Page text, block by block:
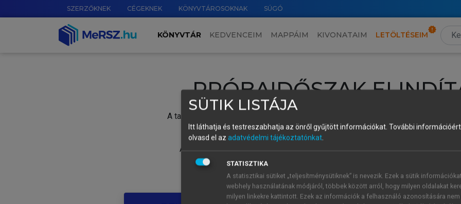
SZERZŐKNEK CÉGEKNEK KÖNYVTÁROSOKNAK SÚGÓ
KÖNYVTÁR KEDVENCEIM MAPPÁIM KIVONATAIM LETÖLTÉSEIM
PRÓBAIDŐSZAK
A tartalom megtekintéséhez lépj be a saját fiókoddal, iskolai azonosítóddal vagy
Új felhasználóként1 óra díjmentes hozzáférésrevagy
A próbaidőszak elindításához,
vagy hozz
A regisztráció után a
SÜTIK LISTÁJA
Itt láthatja és testreszabhatja az önről gyűjtött információkat. További
olvasd el az adatvédelmi tájékoztatónkat.
STATISZTIKA
A statisztikai sütiket „teljesítménysütiknek” is nevezik. Ezek a sütik
webhely használatának módjáról, többek között arról, hogy milyen oldalakat
milyen linkekre kattintott. Ezek az információk a felhasználó azonosítására nem